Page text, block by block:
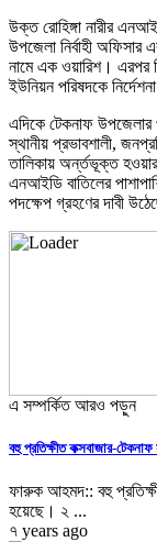
উক্ত রোহিঙ্গা নারীর
উপজেলা নির্বাহী
নামে এক ওয়ারিশ। এরপর
ইউনিয়ন পরিষদকে
এদিকে টেকনাফ উপজেলার
স্থানীয় প্রভাবশালী,
তালিকায় অর্ন্তভূক্ত
এনআইডি বাতিলের
পদক্ষেপ গ্রহণের দাবী
এ সম্পর্কিত আরও পড়ুন
বহু প্রতিক্ষীত কক্সবাজার-
ফারুক আহমদ:: বহু
হয়েছে। ২ ...
৭ years ago